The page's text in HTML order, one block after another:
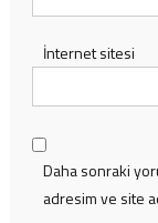
İnternet sitesi
Daha sonraki
adresim ve site